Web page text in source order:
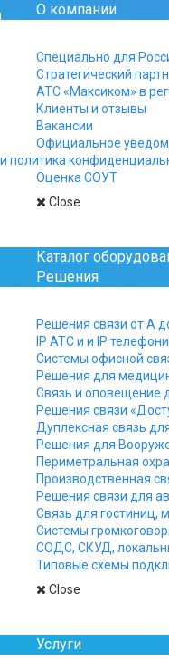
О компании
Специально для
Стратегический
АТС «Максиком» в
Клиенты и отзывы
Вакансии
Официальное
и политика
Оценка СОУТ
Close
Каталог
Решения
Решения связи от А
IP АТС и и IP
Системы офисной
Решения для
Связь и оповещение
Решения связи
Дуплексная связь
Решения для
Периметральная
Производственная
Решения связи для
Связь для гостиниц,
Системы
СОДС, СКУД,
Типовые схемы
Close
Услуги